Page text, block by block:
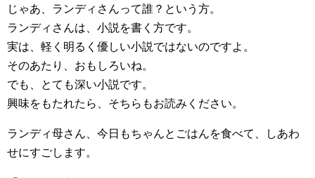
じゃあ、ランディさんって誰？という方。
ランディさんは、小説を書く方です。
実は、軽く明るく優しい小説ではないのですよ。
そのあたり、おもしろいね。
でも、とても深い小説です。
興味をもたれたら、そちらもお読みください。
ランディ母さん、今日もちゃんとごはんを食べて、しあわ
せにすごします。